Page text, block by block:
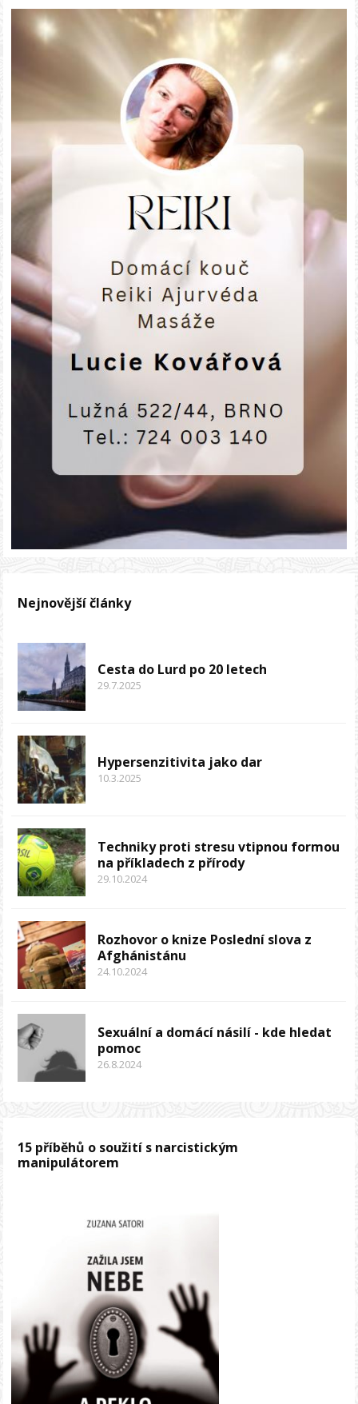
Nejnovější články
Cesta do Lurd po 20 letech
29.7.2025
Hypersenzitivita jako dar
10.3.2025
Techniky proti stresu vtipnou formou
na příkladech z přírody
29.10.2024
Rozhovor o knize Poslední slova z
Afghánistánu
24.10.2024
Sexuální a domácí násilí - kde hledat
pomoc
26.8.2024
15 příběhů o soužití s narcistickým
manipulátorem